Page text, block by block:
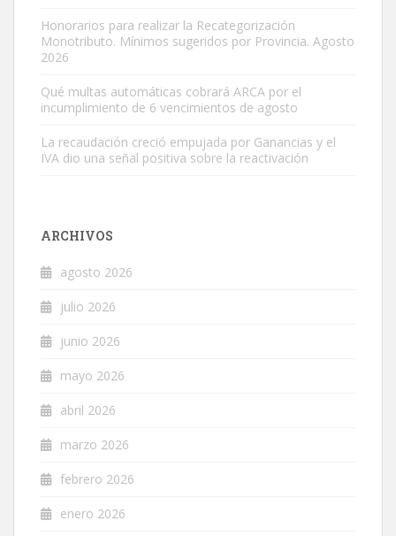
Honorarios para realizar la Recategorización
Monotributo. Mínimos sugeridos por Provincia. Agosto
2026
Qué multas automáticas cobrará ARCA por el
incumplimiento de 6 vencimientos de agosto
La recaudación creció empujada por Ganancias y el
IVA dio una señal positiva sobre la reactivación
ARCHIVOS
agosto 2026
julio 2026
junio 2026
mayo 2026
abril 2026
marzo 2026
febrero 2026
enero 2026